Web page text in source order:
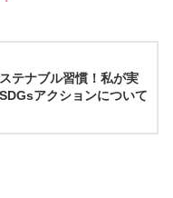
テナブル習慣！私が実
アクションについて